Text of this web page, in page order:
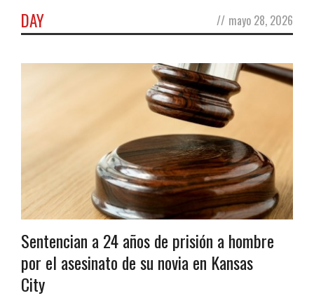
DAY // mayo 28, 2026
Sentencian a 24 años de prisión a hombre
por el asesinato de su novia en Kansas
City